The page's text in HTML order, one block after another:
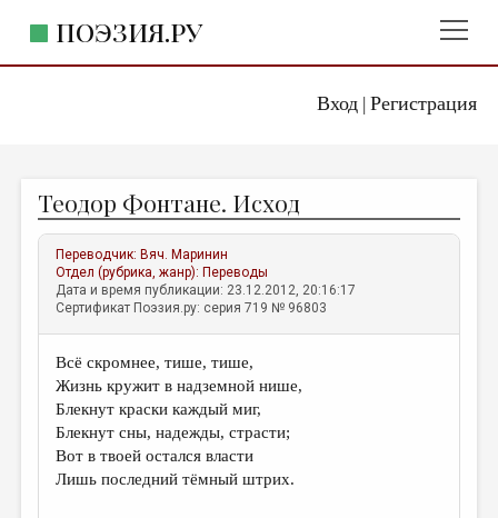
Вход| Регистрация
ПОЭЗИЯ.РУ
ЖАНРЫ
АВТОРЫ
КОММЕНТАРИИ
ЛИТСАЛОН
НОВОСТИ
ПРАВИЛА САЙТА
ОТДЕЛЫ И РУБРИКИ
ИЗБРАННОЕ
Теодор Фонтане. Исход
Переводчик: Вяч. Маринин
Отдел (рубрика, жанр): Переводы
Дата и время публикации: 23.12.2012, 20:16:17
Сертификат Поэзия.ру: серия 719 № 96803
Всё скромнее, тише, тише,
Жизнь кружит в надземной нише,
Блекнут краски каждый миг,
Блекнут сны, надежды, страсти;
Вот в твоей остался власти
Лишь последний тёмный штрих.